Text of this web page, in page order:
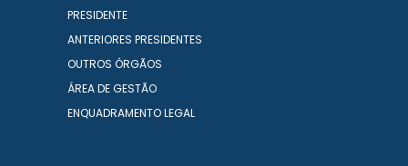
PRESIDENTE
ANTERIORES PRESIDENTES
OUTROS ÓRGÃOS
ÁREA DE GESTÃO
ENQUADRAMENTO LEGAL